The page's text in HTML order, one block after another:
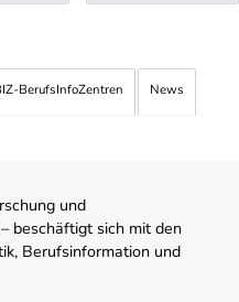
BerufsInfoZentren News
und
beschäftigt sich mit den
Berufsinformation und